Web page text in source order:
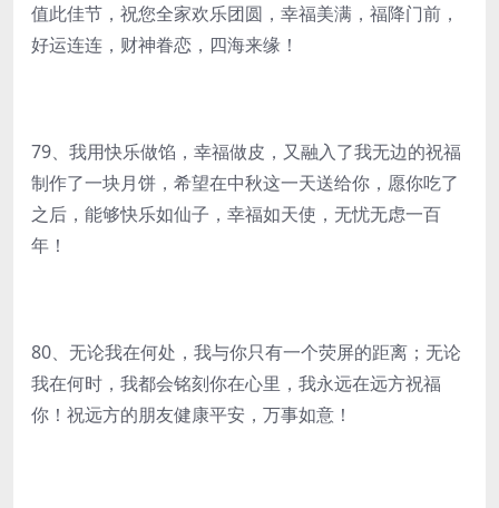
值此佳节，祝您全家欢乐团圆，幸福美满，福降门前，
好运连连，财神眷恋，四海来缘！
79、我用快乐做馅，幸福做皮，又融入了我无边的祝福
制作了一块月饼，希望在中秋这一天送给你，愿你吃了
之后，能够快乐如仙子，幸福如天使，无忧无虑一百
年！
80、无论我在何处，我与你只有一个荧屏的距离；无论
我在何时，我都会铭刻你在心里，我永远在远方祝福
你！祝远方的朋友健康平安，万事如意！